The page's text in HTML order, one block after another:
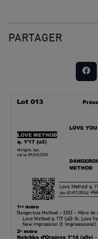
PARTAGER